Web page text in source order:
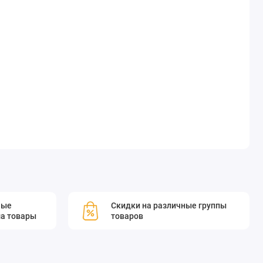
товары
Скидки на различные группы
товаров